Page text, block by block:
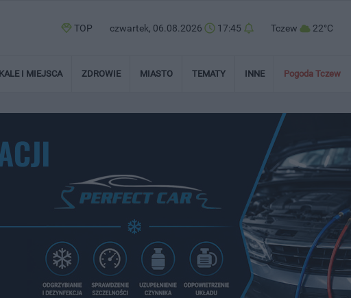
TOP czwartek, 06.08.2026 17:45 Tczew 22°C
I MIEJSCA ZDROWIE MIASTO TEMATY INNE Pogoda Tczew